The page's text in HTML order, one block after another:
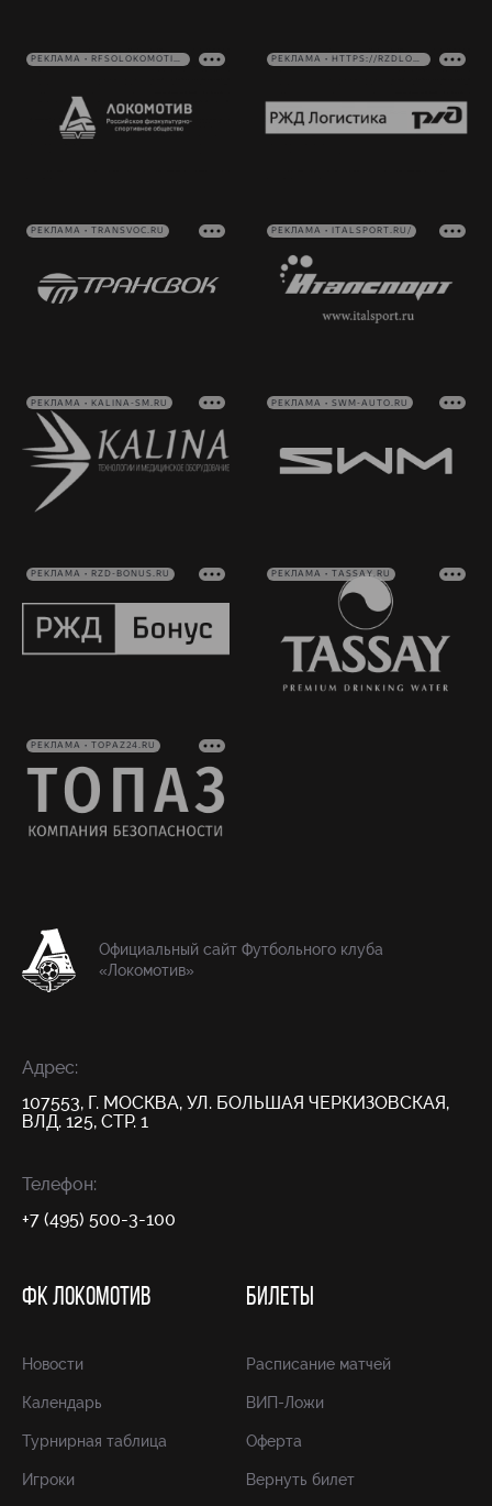
РЕКЛАМА • RFSOLOKOMOTIV.RU РЕКЛАМА • HTTPS://RZDLOG.RU/
РЕКЛАМА • TRANSVOC.RU РЕКЛАМА • ITALSPORT.RU/
РЕКЛАМА • KALINA-SM.RU РЕКЛАМА • SWM-AUTO.RU
РЕКЛАМА • RZD-BONUS.RU РЕКЛАМА • TASSAY.RU
РЕКЛАМА • TOPAZ24.RU
Официальный сайт Футбольного клуба
«Локомотив»
Адрес:
107553, Г. МОСКВА, УЛ. БОЛЬШАЯ ЧЕРКИЗОВСКАЯ,
ВЛД. 125, СТР. 1
Телефон:
+7 (495) 500-3-100
ФК ЛОКОМОТИВ
Новости
Календарь
Турнирная таблица
Игроки
БИЛЕТЫ
Расписание матчей
ВИП-Ложи
Оферта
Вернуть билет